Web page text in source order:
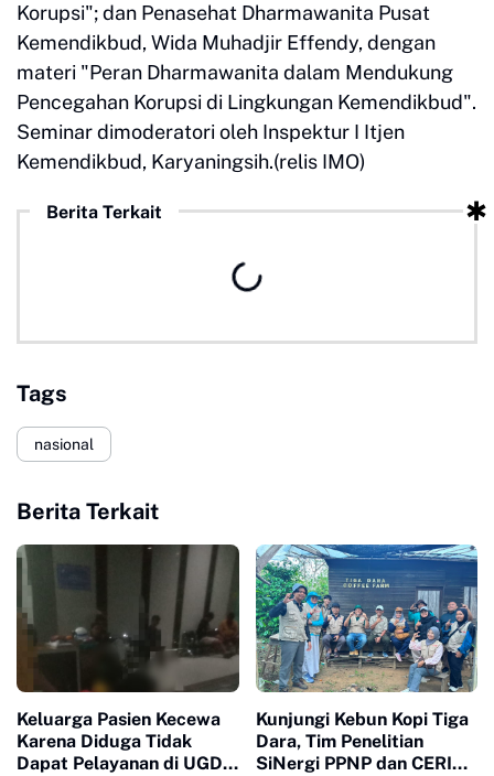
Korupsi"; dan Penasehat Dharmawanita Pusat
Kemendikbud, Wida Muhadjir Effendy, dengan
materi "Peran Dharmawanita dalam Mendukung
Pencegahan Korupsi di Lingkungan Kemendikbud".
Seminar dimoderatori oleh Inspektur I Itjen
Kemendikbud, Karyaningsih.(relis IMO)
Berita Terkait
Tags
nasional
Berita Terkait
Keluarga Pasien Kecewa
Karena Diduga Tidak
Dapat Pelayanan di UGD
Kunjungi Kebun Kopi Tiga
Dara, Tim Penelitian
SiNergi PPNP dan CERI